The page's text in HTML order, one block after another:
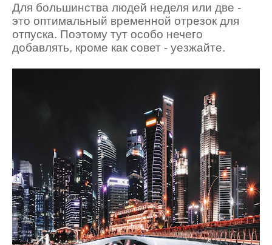
Для большинства людей неделя или две -
это оптимальный временной отрезок для
отпуска. Поэтому тут особо нечего
добавлять, кроме как совет - уезжайте.